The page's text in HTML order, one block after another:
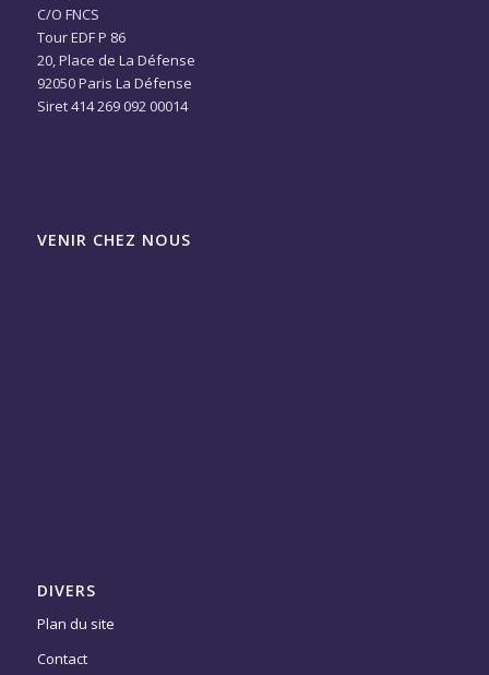
C/O FNCS
Tour EDF P 86
20, Place de La Défense
92050 Paris La Défense
Siret 414 269 092 00014
VENIR CHEZ NOUS
DIVERS
Plan du site
Contact